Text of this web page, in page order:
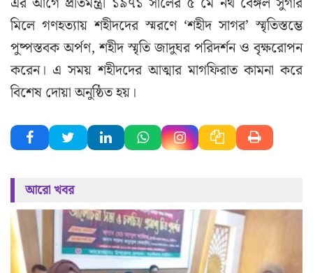
মিলে গণহত্যায় শহীদদের স্মরণে ‘শহীদ সাগর’ স্মৃতিস্তম্ভে
পুষ্পস্তবক অর্পণ, শহীদ স্মৃতি জাদুঘর পরিদর্শন ও বৃক্ষরোপন
করেন। এ সময় শহীদদের আত্মার মাগফিরাত কামনা করে
বিশেষ দোয়া অনুষ্ঠিত হয়।
আরো খবর